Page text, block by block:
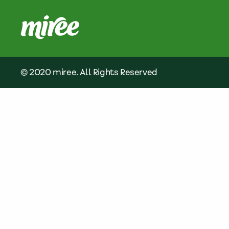
© 2020 miree. All Rights Reserved